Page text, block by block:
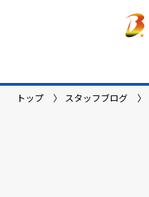
トップ スタッフブログ